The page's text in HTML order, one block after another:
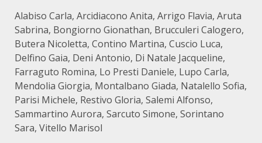
Alabiso Carla, Arcidiacono Anita, Arrigo Flavia, Aruta
Sabrina, Bongiorno Gionathan, Brucculeri Calogero,
Butera Nicoletta, Contino Martina, Cuscio Luca,
Delfino Gaia, Deni Antonio, Di Natale Jacqueline,
Farraguto Romina, Lo Presti Daniele, Lupo Carla,
Mendolia Giorgia, Montalbano Giada, Natalello Sofia,
Parisi Michele, Restivo Gloria, Salemi Alfonso,
Sammartino Aurora, Sarcuto Simone, Sorintano
Sara, Vitello Marisol